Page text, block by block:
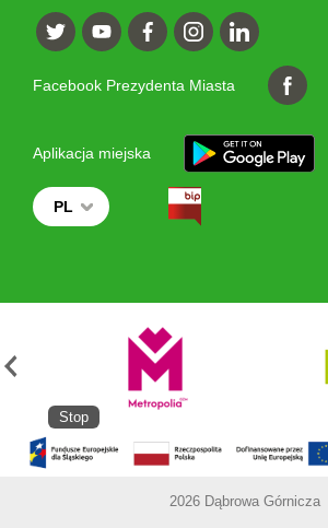
Facebook Prezydenta Miasta
Aplikacja miejska
PL
Stop
2026 Dąbrowa Górnicza